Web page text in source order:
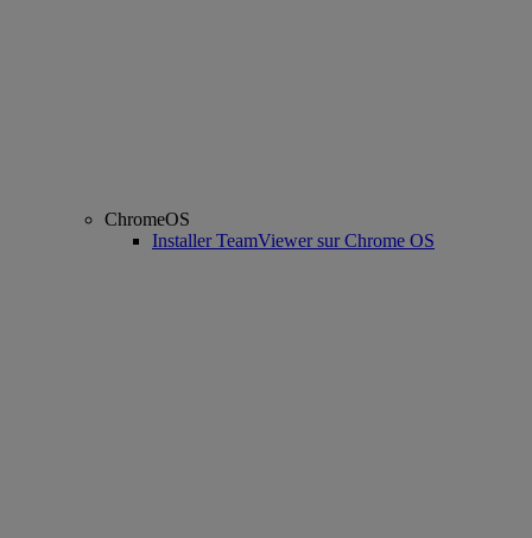
ChromeOS
Installer TeamViewer sur Chrome OS